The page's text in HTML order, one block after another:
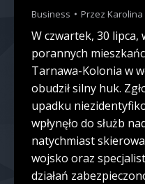
Business Przez Karolina
W czwartek, 30 lipca,
porannych
Tarnawa-Kolonia w
obudził silny huk.
upadku
wpłynęło do służb
natychmiast
wojsko oraz
działań